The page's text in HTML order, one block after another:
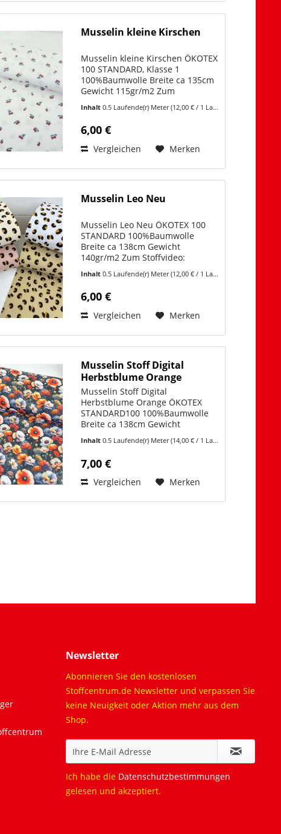
Musselin kleine Kirschen
Musselin kleine Kirschen ÖKOTEX
100 STANDARD, Klasse 1
100%Baumwolle Breite ca 135cm
Gewicht 115gr/m2 Zum
https://www.youtube.com/shorts/zIqgOyLEI5w
genau der Stoff, der sofort
Emotion auslöst –...
Inhalt0.5 Laufende(r) Meter(12,00 € / 1 Laufende(r) Meter)
6,00 €
Vergleichen Merken
Musselin Leo Neu
Musselin Leo Neu ÖKOTEX 100
STANDARD 100%Baumwolle
Breite ca 138cm Gewicht
140gr/m2 Zum Stoffvideo:
Wir finden, diese UNI-Musslins
passen sehr schön dazu:
Musselin Un i Rosa 12 Musselin
Uni...
Inhalt0.5 Laufende(r) Meter(12,00 € / 1 Laufende(r) Meter)
6,00 €
Vergleichen Merken
Musselin Stoff Digital
Herbstblume Orange
Musselin Stoff Digital
Herbstblume Orange ÖKOTEX
STANDARD100 100%Baumwolle
Breite ca 138cm Gewicht
Windeltuch genannt, ist ideal für
Musselin Stoff Digital
Herbstblume ist ein...
Inhalt0.5 Laufende(r) Meter(14,00 € / 1 Laufende(r) Meter)
7,00 €
Vergleichen Merken
Newsletter
Abonnieren Sie den kostenlosen
Stoffcentrum.de Newsletter und verpassen Sie
keine Neuigkeit oder Aktion mehr aus dem
Shop.
Ich habe die Datenschutzbestimmungen
gelesen und akzeptiert.